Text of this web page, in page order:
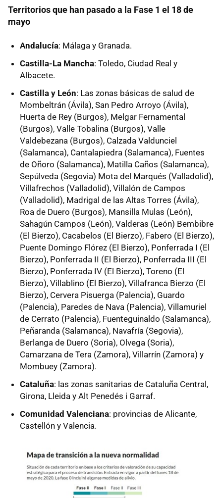
Territorios que han pasado a la Fase 1 el 18 de
mayo
Andalucía: Málaga y Granada.
Castilla-La Mancha: Toledo, Ciudad Real y
Albacete.
Castilla y León: Las zonas básicas de salud de
Mombeltrán (Ávila), San Pedro Arroyo (Ávila),
Huerta de Rey (Burgos), Melgar Fernamental
(Burgos), Valle Tobalina (Burgos), Valle
Valdebezana (Burgos), Calzada Valdunciel
(Salamanca), Cantalapiedra (Salamanca), Fuentes
de Oñoro (Salamanca), Matilla Caños (Salamanca),
Sepúlveda (Segovia) Mota del Marqués (Valladolid),
Villafrechos (Valladolid), Villalón de Campos
(Valladolid), Madrigal de las Altas Torres (Ávila),
Roa de Duero (Burgos), Mansilla Mulas (León),
Sahagún Campos (León), Valderas (León) Bembibre
(El Bierzo), Cacabelos (El Bierzo), Fabero (El Bierzo),
Puente Domingo Flórez (El Bierzo), Ponferrada I (El
Bierzo), Ponferrada II (El Bierzo), Ponferrada III (El
Bierzo), Ponferrada IV (El Bierzo), Toreno (El
Bierzo), Villablino (El Bierzo), Villafranca Bierzo (El
Bierzo), Cervera Pisuerga (Palencia), Guardo
(Palencia), Paredes de Nava (Palencia), Villamuriel
de Cerrato (Palencia), Fuenteguinaldo (Salamanca),
Peñaranda (Salamanca), Navafría (Segovia),
Berlanga de Duero (Soria), Olvega (Soria),
Camarzana de Tera (Zamora), Villarrín (Zamora) y
Mombuey (Zamora).
Cataluña: las zonas sanitarias de Cataluña Central,
Girona, Lleida y Alt Penedés i Garraf.
Comunidad Valenciana: provincias de Alicante,
Castellón y Valencia.